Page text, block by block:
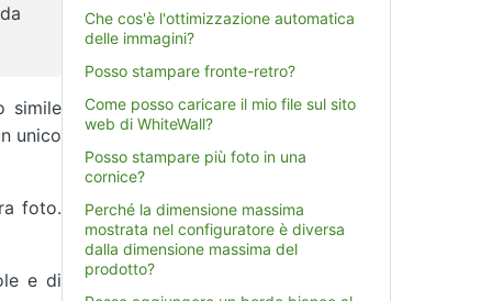
Che cos'è l'ottimizzazione automatica
delle immagini?
Posso stampare fronte-retro?
Come posso caricare il mio file sul sito
web di WhiteWall?
Posso stampare più foto in una
cornice?
Perché la dimensione massima
mostrata nel configuratore è diversa
dalla dimensione massima del
prodotto?
simile
unico
foto.
e di